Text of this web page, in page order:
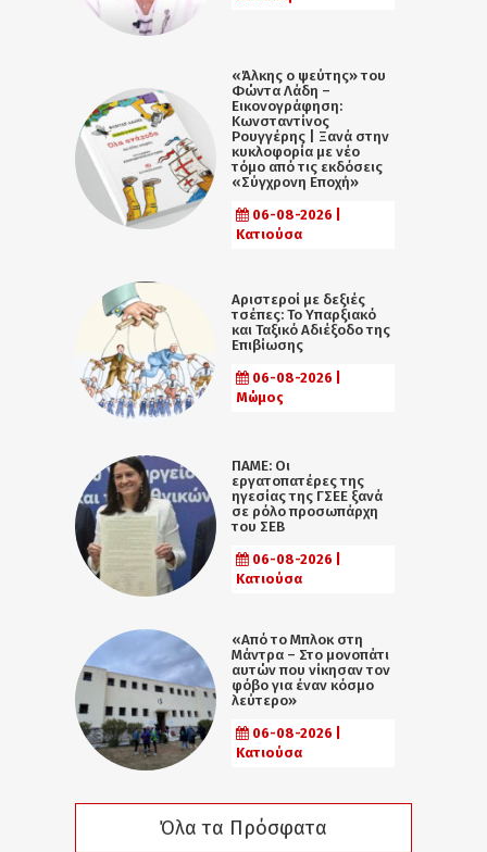
«Άλκης ο ψεύτης» του
Φώντα Λάδη –
Εικονογράφηση:
Κωνσταντίνος
Ρουγγέρης | Ξανά στην
κυκλοφορία με νέο
τόμο από τις εκδόσεις
«Σύγχρονη Εποχή»
06-08-2026 |
Κατιούσα
Αριστεροί με δεξιές
τσέπες: Το Υπαρξιακό
και Ταξικό Αδιέξοδο της
Επιβίωσης
06-08-2026 |
Μώμος
ΠΑΜΕ: Οι
εργατοπατέρες της
ηγεσίας της ΓΣΕΕ ξανά
σε ρόλο προσωπάρχη
του ΣΕΒ
06-08-2026 |
Κατιούσα
«Από το Μπλοκ στη
Μάντρα – Στο μονοπάτι
αυτών που νίκησαν τον
φόβο για έναν κόσμο
λεύτερο»
06-08-2026 |
Κατιούσα
Όλα τα Πρόσφατα